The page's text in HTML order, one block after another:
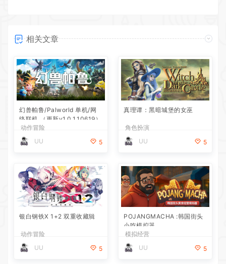
相关文章
幻兽帕鲁/Palworld 单机/网
络联机 （更新v1.0.1.10619）
动作冒险
UU
5
真理谭：黑暗城堡的女巫
角色扮演
UU
5
银白钢铁X 1+2 双重收藏辑
动作冒险
UU
5
POJANGMACHA :韩国街头
小吃模拟器
模拟经营
UU
5